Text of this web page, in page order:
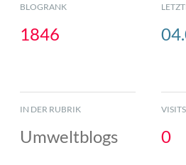
BLOGRANK
1846
IN DER RUBRIK
Umweltblogs 0